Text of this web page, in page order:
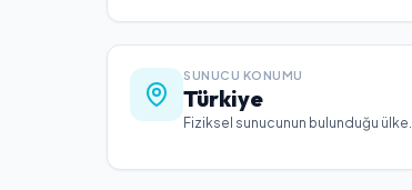
SUNUCU KONUMU
Türkiye
Fiziksel sunucunun bulunduğu ülke.